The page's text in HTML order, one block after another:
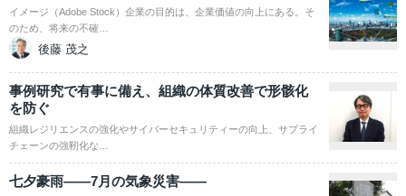
イメージ（Adobe Stock）企業の目的は、企業価値の向上にある。そ
のため、将来の不確…
後藤 茂之
事例研究で有事に備え、組織の体質改善で形骸化
を防ぐ
組織レジリエンスの強化やサイバーセキュリティーの向上、サプライ
チェーンの強靭化な…
七夕豪雨――7月の気象災害――